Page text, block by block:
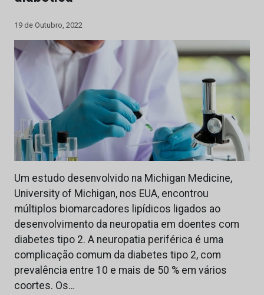
19 de Outubro, 2022
Um estudo desenvolvido na Michigan Medicine,
University of Michigan, nos EUA, encontrou
múltiplos biomarcadores lipídicos ligados ao
desenvolvimento da neuropatia em doentes com
diabetes tipo 2. A neuropatia periférica é uma
complicação comum da diabetes tipo 2, com
prevalência entre 10 e mais de 50 % em vários
coortes. Os…